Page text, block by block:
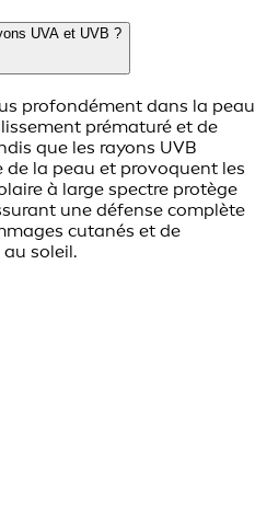
UVA et UVB ?
profondément dans la peau
prématuré et de
que les rayons UVB
la peau et provoquent les
à large spectre protège
une défense complète
cutanés et de
soleil.